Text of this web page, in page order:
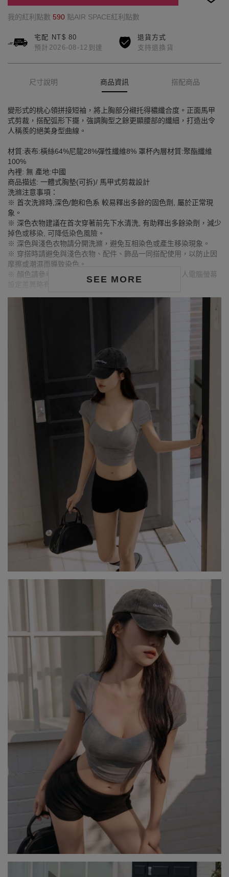
我的紅利點數 590 點AIR SPACE紅利點數
宅配 NT$ 80
預計2026-08-12到達
退貨方式
支持退換貨
尺寸說明 商品資訊 搭配商品
SEE MORE
變形式的桃心領拼接短袖，將上胸部分襯托得穠纖合度。正面馬甲
式剪裁，搭配弧形下擺，強調胸型之餘更顯腰部的纖細，打造出令
人稱羨的絕美身型曲線。
材質:表布:橫絲64%尼龍28%彈性纖維8% 罩杯內層材質:聚酯纖維
100%
內裡: 無 產地:中國
商品描述: 一體式胸墊(可拆)/ 馬甲式剪裁設計
洗滌注意事項：
※ 首次洗滌時,深色/飽和色系 較易釋出多餘的固色劑, 屬於正常現
象。
※ 深色衣物建議在首次穿著前先下水清洗, 有助釋出多餘染劑，減少
掉色或移染, 可降低染色風險。
※ 深色與淺色衣物請分開洗滌，避免互相染色或產生移染現象。
※ 穿搭時請避免與淺色衣物、配件、飾品一同搭配使用，以防止因
摩擦或潮濕而導致染色。
※ 顏色請參考單品圖片較為接近，但因圖檔顏色會因個人電腦螢幕
設定差異略有不同，請以實際商品顏色為準。
MODEL資訊
身高170cm／胸圍Bust：81cm
腰圍Waist：60cm／臀圍hips：91cm
試穿報告：模特兒穿著S號
身高164cm／胸圍Bust：73cm
腰圍Waist：59cm／臀圍hips：85cm
試穿報告：模特兒穿著S號